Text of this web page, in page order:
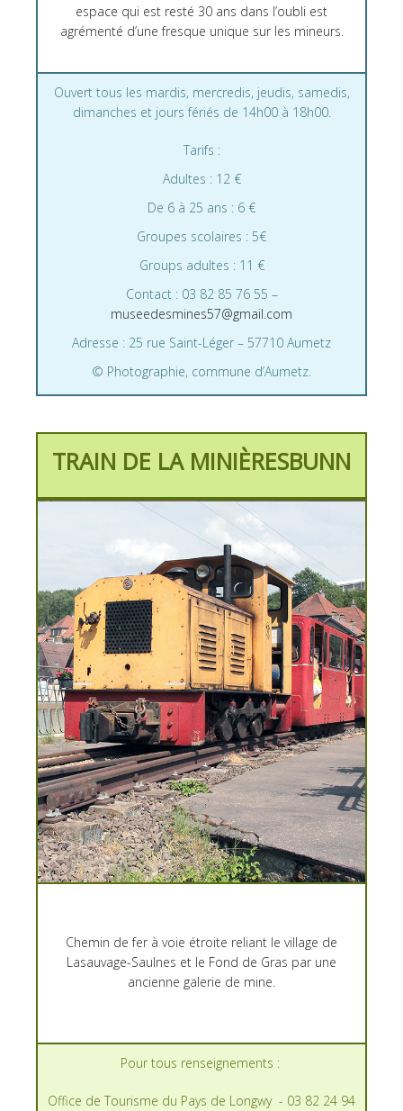
espace qui est resté 30 ans dans l’oubli est
agrémenté d’une fresque unique sur les mineurs.
Ouvert tous les mardis, mercredis, jeudis, samedis,
dimanches et jours fériés de 14h00 à 18h00.
Tarifs :
Adultes : 12 €
De 6 à 25 ans : 6 €
Groupes scolaires : 5€
Groups adultes : 11 €
Contact : 03 82 85 76 55 –
museedesmines57@gmail.com
Adresse : 25 rue Saint-Léger – 57710 Aumetz
© Photographie, commune d’Aumetz.
TRAIN DE LA MINIÈRESBUNN
Chemin de fer à voie étroite reliant le village de
Lasauvage-Saulnes et le Fond de Gras par une
ancienne galerie de mine.
Pour tous renseignements :
Office de Tourisme du Pays de Longwy - 03 82 24 94